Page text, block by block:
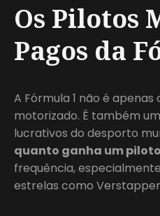
Os Pilotos
Pagos da
A Fórmula 1 não é
motorizado. É também
lucrativos do desporto
quanto ganha um piloto
frequência,
estrelas como